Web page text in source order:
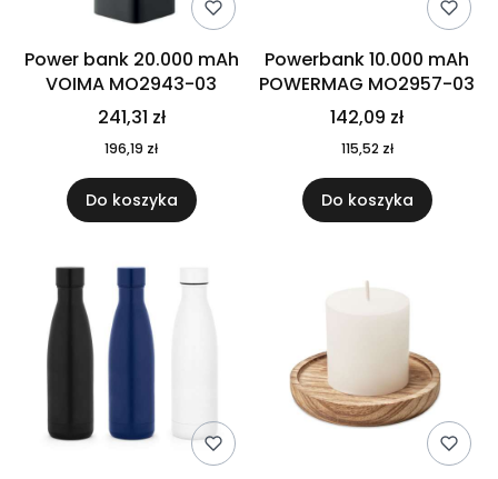
Power bank 20.000 mAh
VOIMA MO2943-03
241,31 zł
196,19 zł
Do koszyka
Powerbank 10.000 mAh
POWERMAG MO2957-03
142,09 zł
115,52 zł
Do koszyka